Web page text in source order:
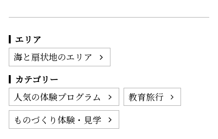
エリア
海と扇状地のエリア
カテゴリー
人気の体験プログラム
教育旅行
ものづくり体験・見学